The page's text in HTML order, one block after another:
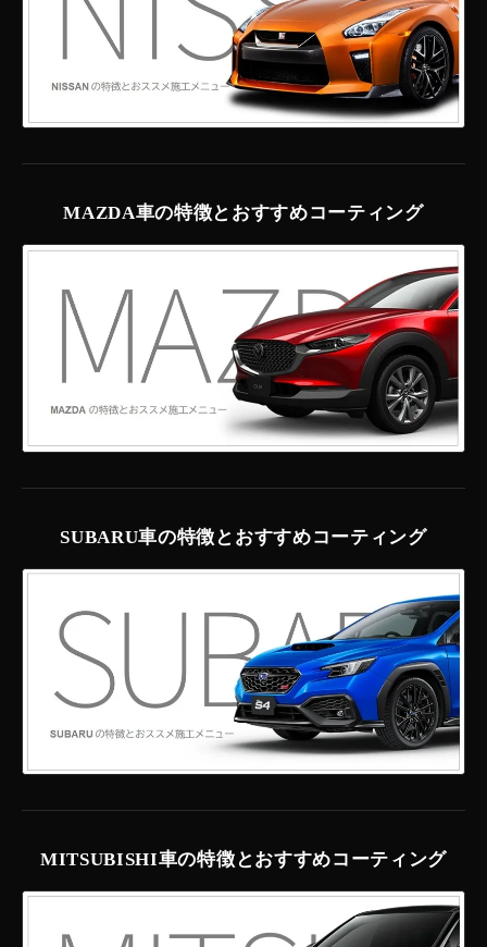
MAZDA車の特徴とおすすめコーティング
SUBARU車の特徴とおすすめコーティング
MITSUBISHI車の特徴とおすすめコーティング